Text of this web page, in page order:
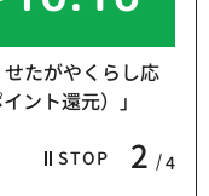
STOP 2 4
たがやくらし応
ント還元）」